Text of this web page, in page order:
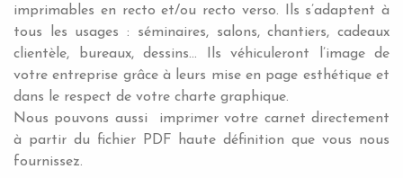
imprimables en recto et/ou recto verso. Ils s’adaptent à
tous les usages : séminaires, salons, chantiers, cadeaux
clientèle, bureaux, dessins… Ils véhiculeront l’image de
votre entreprise grâce à leurs mise en page esthétique et
dans le respect de votre charte graphique.
Nous pouvons aussi imprimer votre carnet directement
à partir du fichier PDF haute définition que vous nous
fournissez.